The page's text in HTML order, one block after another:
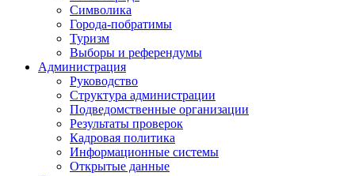
Символика
Города-побратимы
Туризм
Выборы и референдумы
Администрация
Руководство
Структура администрации
Подведомственные организации
Результаты проверок
Кадровая политика
Информационные системы
Открытые данные